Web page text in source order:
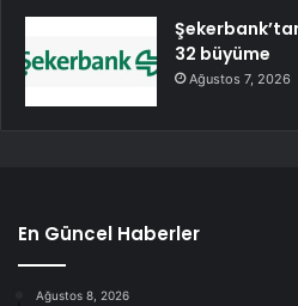
32 büyüme
Ağustos 7, 2026
En Güncel Haberler
Ağustos 8, 2026